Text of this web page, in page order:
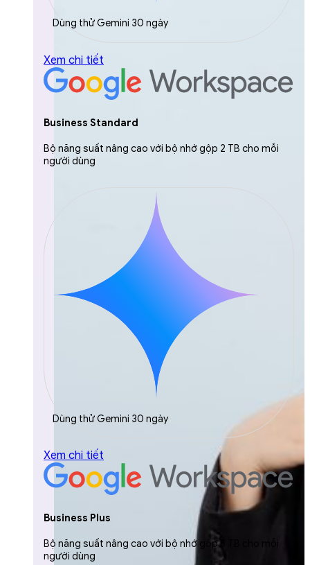
Dùng thử Gemini 30 ngày
Xem chi tiết
Business Standard
Bộ năng suất nâng cao với bộ nhớ gộp 2 TB cho mỗi
người dùng
Dùng thử Gemini 30 ngày
Xem chi tiết
Business Plus
Bộ năng suất nâng cao với bộ nhớ gộp 5 TB cho mỗi
người dùng